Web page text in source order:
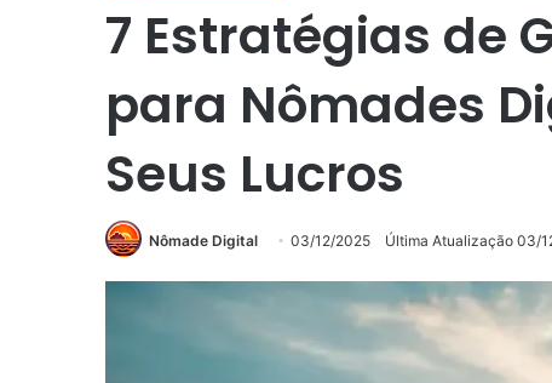
7 Estratégias de
para Nômades
Seus Lucros
Nômade Digital 03/12/2025 Última Atualização 03/